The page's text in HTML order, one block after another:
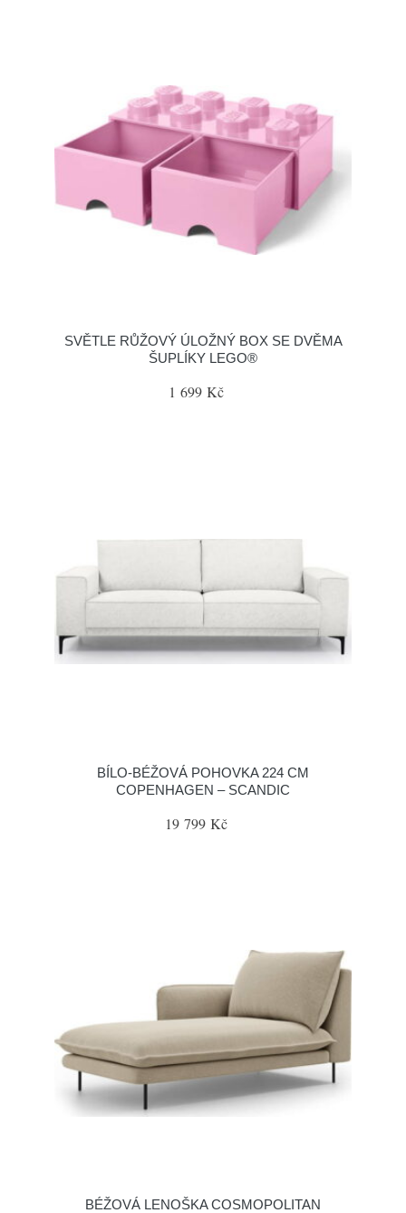
SVĚTLE RŮŽOVÝ ÚLOŽNÝ BOX SE DVĚMA
ŠUPLÍKY LEGO®
1 699 Kč
BÍLO-BÉŽOVÁ POHOVKA 224 CM
COPENHAGEN – SCANDIC
19 799 Kč
BÉŽOVÁ LENOŠKA COSMOPOLITAN